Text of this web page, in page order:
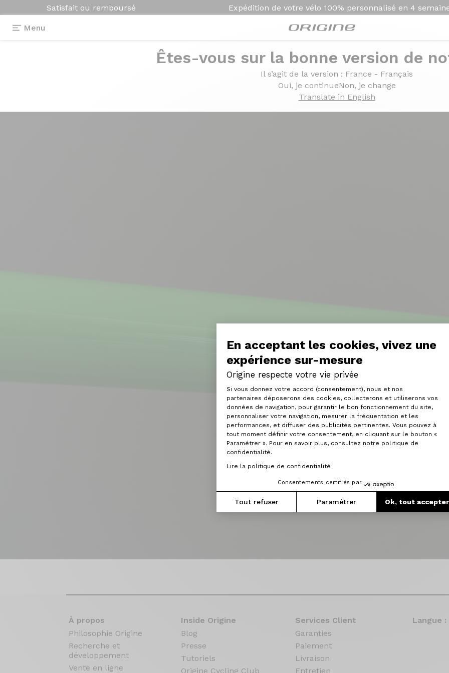
En acceptant les cookies, vivez une
expérience sur-mesure
Origine respecte votre vie privée
Plateforme de Gestion du
Si vous donnez votre accord (consentement), nous et nos
partenaires déposerons des cookies, collecterons et utiliserons vos
données de navigation, pour garantir le bon fonctionnement du site,
personnaliser votre navigation, mesurer la fréquentation et les
performances, et diffuser des publicités pertinentes. Vous pouvez à
tout moment définir votre consentement, en cliquant sur le bouton «
Paramétrer ». Pour en savoir plus, consultez notre politique de
confidentialité.
Lire la politique de confidentialité
Consentements certifiés par
Tout refuser Paramétrer Ok, tout accepter
Axeptio consent
Satisfait ou remboursé Expédition de votre vélo 100% personnalisé en 4
Menu
Êtes-vous sur la bonne version de
Il s’agit de la version : France - Français
Oui, je continueNon, je change
Translate in English
À propos
Philosophie Origine
Recherche et
développement
Vente en ligne
Inside Origine
Blog
Presse
Tutoriels
Origine Cycling Club
Services Client
Garanties
Paiement
Livraison
Entretien
Langue :